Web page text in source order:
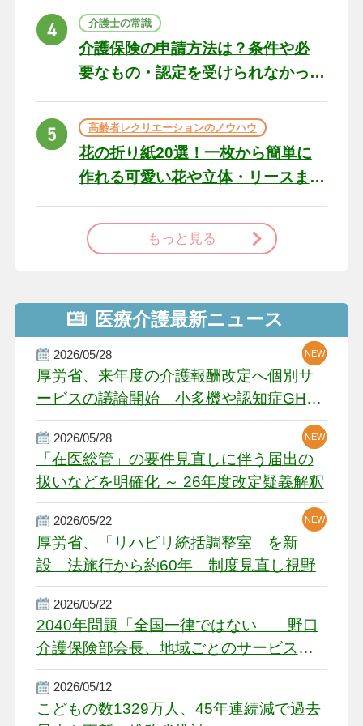
ト
介護士の常識
介護保険の申請方法は？条件や必
要なもの・認定を受けられなかっ
高齢者レクリエーションのノウハウ
花の折り紙20選！一枚から簡単に
作れる可愛い花や立体・リースま
もっと見る
医療介護最新ニュース
2026/05/28
厚労省、来年度の介護報酬改定へ個別サ
ービスの議論開始 小多機や認知症GH、
厳しい経営環境に危機感
NEW
NEW
NEW
2026/05/28
「在医総管」の要件見直しに伴う届出の
扱いなどを明確化 ～ 26年度改定疑義解釈
NEW
NEW
2026/05/22
厚労省、「リハビリ統括調整室」を新
設 法施行から約60年 制度見直し視野
NEW
2026/05/22
2040年問題「全国一律ではない」 野口
介護保険部会長、地域ごとのサービス基
盤整備を促す
2026/05/12
こどもの数1329万人、45年連続減で過去